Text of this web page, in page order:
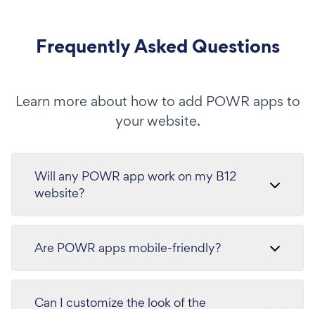
Frequently Asked Questions
Learn more about how to add POWR apps to
your website.
Will any POWR app work on my B12
website?
Are POWR apps mobile-friendly?
Can I customize the look of the